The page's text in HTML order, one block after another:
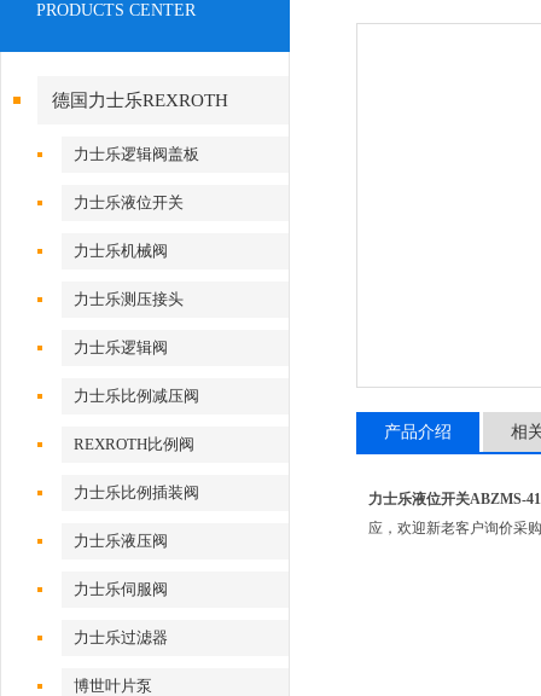
PRODUCTS CENTER
德国力士乐REXROTH
力士乐逻辑阀盖板
力士乐液位开关
力士乐机械阀
力士乐测压接头
力士乐逻辑阀
力士乐比例减压阀
REXROTH比例阀
力士乐比例插装阀
力士乐液压阀
力士乐伺服阀
力士乐过滤器
博世叶片泵
产品介绍 相
力士乐液位开关ABZMS-
应，欢迎新老客户询价采